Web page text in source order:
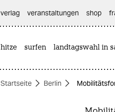
themen
verlag
veranstaltungen shop
hitze surfen landtagswahl in
Startseite Berlin